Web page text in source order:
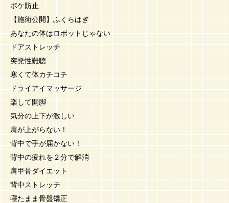
ボケ防止
【施術公開】ふくらはぎ
あなたの体はロボットじゃない
ドアストレッチ
突発性難聴
寒くて体カチコチ
ドライアイマッサージ
楽して開脚
気分の上下が激しい
肩が上がらない！
背中で手が届かない！
背中の疲れを２分で解消
肩甲骨ダイエット
背中ストレッチ
寝たまま骨盤矯正